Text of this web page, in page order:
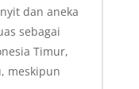
dan aneka
sebagai
Timur,
meskipun